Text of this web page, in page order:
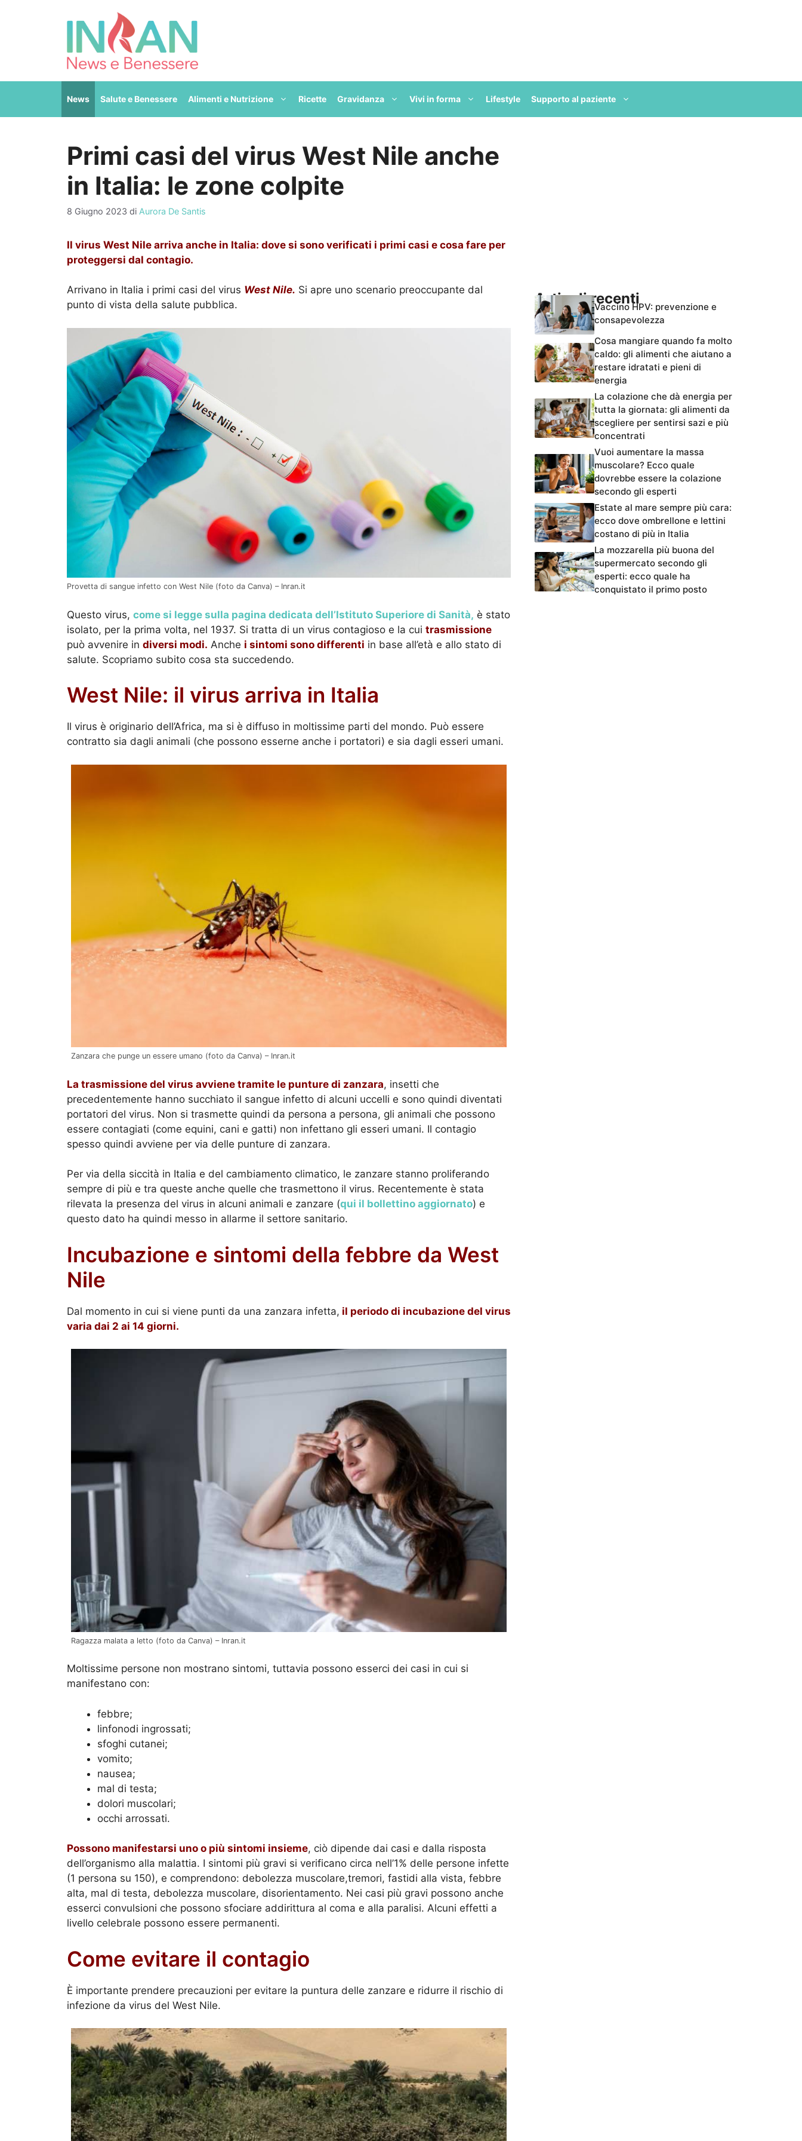
News Salute e Benessere Alimenti e Nutrizione Ricette Gravidanza Vivi in forma Lifestyle Supporto al paziente
Primi casi del virus West Nile anche
in Italia: le zone colpite
8 Giugno 2023 di Aurora De Santis
Il virus West Nile arriva anche in Italia: dove si sono verificati i primi casi e cosa fare per
proteggersi dal contagio.
Arrivano in Italia i primi casi del virus West Nile. Si apre uno scenario preoccupante dal
punto di vista della salute pubblica.
Provetta di sangue infetto con West Nile (foto da Canva) – Inran.it
Questo virus, come si legge sulla pagina dedicata dell’Istituto Superiore di Sanità, è stato
isolato, per la prima volta, nel 1937. Si tratta di un virus contagioso e la cui trasmissione
può avvenire in diversi modi. Anche i sintomi sono differenti in base all’età e allo stato di
salute. Scopriamo subito cosa sta succedendo.
West Nile: il virus arriva in Italia
Il virus è originario dell’Africa, ma si è diffuso in moltissime parti del mondo. Può essere
contratto sia dagli animali (che possono esserne anche i portatori) e sia dagli esseri umani.
Zanzara che punge un essere umano (foto da Canva) – Inran.it
La trasmissione del virus avviene tramite le punture di zanzara, insetti che
precedentemente hanno succhiato il sangue infetto di alcuni uccelli e sono quindi diventati
portatori del virus. Non si trasmette quindi da persona a persona, gli animali che possono
essere contagiati (come equini, cani e gatti) non infettano gli esseri umani. Il contagio
spesso quindi avviene per via delle punture di zanzara.
Per via della siccità in Italia e del cambiamento climatico, le zanzare stanno proliferando
sempre di più e tra queste anche quelle che trasmettono il virus. Recentemente è stata
rilevata la presenza del virus in alcuni animali e zanzare (qui il bollettino aggiornato) e
questo dato ha quindi messo in allarme il settore sanitario.
Incubazione e sintomi della febbre da West
Nile
Dal momento in cui si viene punti da una zanzara infetta, il periodo di incubazione del virus
varia dai 2 ai 14 giorni.
Ragazza malata a letto (foto da Canva) – Inran.it
Moltissime persone non mostrano sintomi, tuttavia possono esserci dei casi in cui si
manifestano con:
febbre;
linfonodi ingrossati;
sfoghi cutanei;
vomito;
nausea;
mal di testa;
dolori muscolari;
occhi arrossati.
Possono manifestarsi uno o più sintomi insieme, ciò dipende dai casi e dalla risposta
dell’organismo alla malattia. I sintomi più gravi si verificano circa nell’1% delle persone infette
(1 persona su 150), e comprendono: debolezza muscolare,tremori, fastidi alla vista, febbre
alta, mal di testa, debolezza muscolare, disorientamento. Nei casi più gravi possono anche
esserci convulsioni che possono sfociare addirittura al coma e alla paralisi. Alcuni effetti a
livello celebrale possono essere permanenti.
Come evitare il contagio
È importante prendere precauzioni per evitare la puntura delle zanzare e ridurre il rischio di
infezione da virus del West Nile.
Articoli recentiVaccino HPV: prevenzione e
consapevolezza
Cosa mangiare quando fa molto
caldo: gli alimenti che aiutano a
restare idratati e pieni di
energia
La colazione che dà energia per
tutta la giornata: gli alimenti da
scegliere per sentirsi sazi e più
concentrati
Vuoi aumentare la massa
muscolare? Ecco quale
dovrebbe essere la colazione
secondo gli esperti
Estate al mare sempre più cara:
ecco dove ombrellone e lettini
costano di più in Italia
La mozzarella più buona del
supermercato secondo gli
esperti: ecco quale ha
conquistato il primo posto